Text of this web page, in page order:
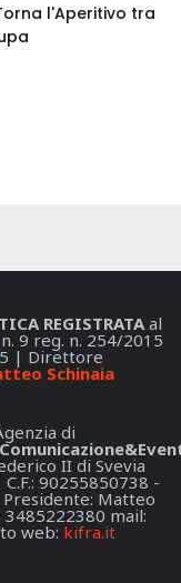
l'Aperitivo tra
REGISTRATAal
n. 9 reg. n. 254/2015
| Direttore
Schinaia
di
II di Svevia
90255850738 -
Matteo
3485222380 mail:
web: kifra.it